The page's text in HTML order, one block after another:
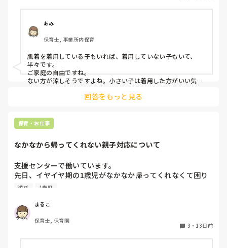
ちをみていると、肌着がないほうが涼しそうです。
色々な考え方があると思いますが、皆様の園では夏も肌着を
着せていますか？
ちょっと皆さまはどんな感じか聞いてみたくなりました。
よろしくお願いいたします。
あみ
保育士, 事業所内保育
肌着を着用している子もいれば、着用していない子もいて、
半々です。
ご家庭の自由ですね。
ない方が涼しそうですよね。小さい子は着用した方がいい気が
回答をもっと見る
保育・お仕事
なかなから帰ってくれない親子対応について
支援センターで働いています。
先日、イヤイヤ期の1歳児がなかなか帰ってくれなくて困り
ました。やりたかったことがあったみたいなのでそれをやっ
ヤイヤでギャーギャーで、流石に閉所時間15分も過ぎてるし
で、部屋から出てもギャーギャー止まらず、最後の最後でや
っとお母さんが抱っこして帰っていったのですが、どうすれ
か。教えて頂きたいです。
遊び 1歳児
まるこ
保育士, 保育園
3 ・ 13日前